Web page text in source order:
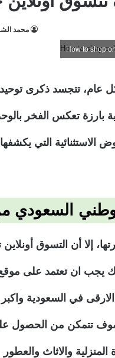
محمد
تتجسد ذكرى
تعكس الفخر
الاستثنائية التي
السعودي
إلا أن التسوق
ولذلك يجب ان تعتمد
في السعودية
تتمكن من الحصول على
والاثاث والعطور